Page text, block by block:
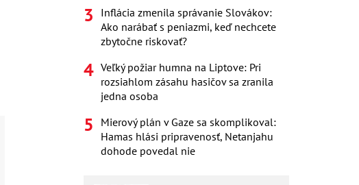
Inflácia zmenila správanie Slovákov:
Ako narábať s peniazmi, keď nechcete
zbytočne riskovať?
Veľký požiar humna na Liptove: Pri
rozsiahlom zásahu hasičov sa zranila
jedna osoba
Mierový plán v Gaze sa skomplikoval:
Hamas hlási pripravenosť, Netanjahu
dohode povedal nie